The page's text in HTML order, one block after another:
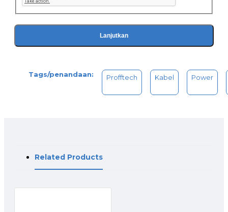
Lanjutkan
Tags/penandaan: Profftech Kabel Power
Related Products